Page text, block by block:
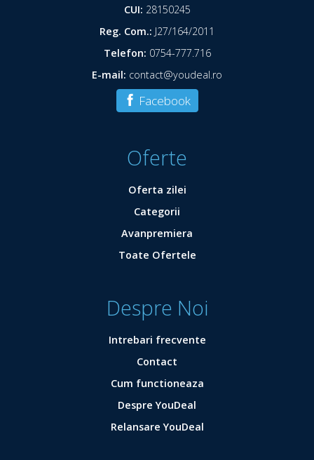
CUI: 28150245
Reg. Com.: J27/164/2011
Telefon: 0754-777.716
E-mail: contact@youdeal.ro
Facebook
Oferte
Oferta zilei
Categorii
Avanpremiera
Toate Ofertele
Despre Noi
Intrebari frecvente
Contact
Cum functioneaza
Despre YouDeal
Relansare YouDeal